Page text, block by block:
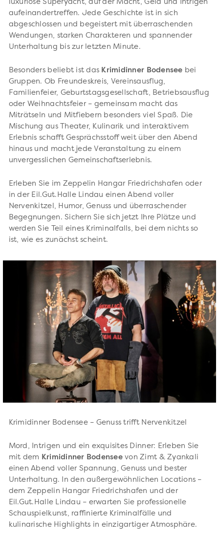
luxuriöse Superyacht, auf der Macht, Geld und Intrigen
aufeinandertreffen. Jede Geschichte ist in sich
abgeschlossen und begeistert mit überraschenden
Wendungen, starken Charakteren und spannender
Unterhaltung bis zur letzten Minute.
Besonders beliebt ist das Krimidinner Bodensee bei
Gruppen. Ob Freundeskreis, Vereinsausflug,
Familienfeier, Geburtstagsgesellschaft, Betriebsausflug
oder Weihnachtsfeier – gemeinsam macht das
Miträtseln und Mitfiebern besonders viel Spaß. Die
Mischung aus Theater, Kulinarik und interaktivem
Erlebnis schafft Gesprächsstoff weit über den Abend
hinaus und macht jede Veranstaltung zu einem
unvergesslichen Gemeinschaftserlebnis.
Erleben Sie im Zeppelin Hangar Friedrichshafen oder
in der Eil.Gut.Halle Lindau einen Abend voller
Nervenkitzel, Humor, Genuss und überraschender
Begegnungen. Sichern Sie sich jetzt Ihre Plätze und
werden Sie Teil eines Kriminalfalls, bei dem nichts so
ist, wie es zunächst scheint.
Krimidinner Bodensee – Genuss trifft Nervenkitzel
Mord, Intrigen und ein exquisites Dinner: Erleben Sie
mit dem Krimidinner Bodenseevon Zimt & Zyankali
einen Abend voller Spannung, Genuss und bester
Unterhaltung. In den außergewöhnlichen Locations –
dem Zeppelin Hangar Friedrichshafen und der
Eil.Gut.Halle Lindau – erwarten Sie professionelle
Schauspielkunst, raffinierte Kriminalfälle und
kulinarische Highlights in einzigartiger Atmosphäre.